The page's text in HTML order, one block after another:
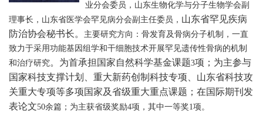
业分会委员，山东生物化学与分子生物学会副
理事长，山东省医学会罕见病分会副主任委员， 山东省罕见疾病
防治协会秘书长。
主要研究方向：骨发育及骨病分子机制，一直
致力于采用功能基因组学和干细胞技术开展罕见遗传性骨病的机制
和治疗研究。为首承担国家自然科学基金课题3项；为主参与
国家科技支撑计划、重大新药创制科技专项、山东省科技攻
关重大专项等多项国家及省级重大重点课题 ；在国际期刊发
表论文50余篇；为主获省级奖励4项，其中一等奖1项。